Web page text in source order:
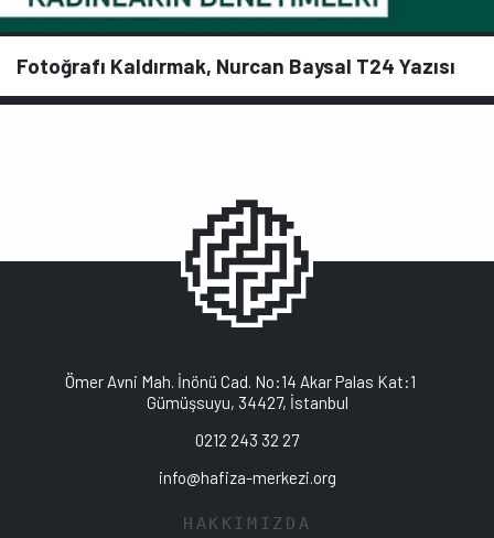
Fotoğrafı Kaldırmak, Nurcan Baysal T24 Yazısı
Ömer Avni Mah. İnönü Cad. No:14 Akar Palas Kat:1
Gümüşsuyu, 34427, İstanbul
0212 243 32 27
info@hafiza-merkezi.org
HAKKIMIZDA